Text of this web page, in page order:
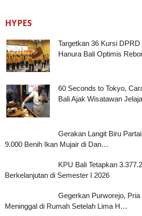
HYPES
Targetkan 36 Kursi
Hanura Bali Optimis
60 Seconds to Tokyo,
Bali Ajak Wisatawan
Gerakan Langit Biru
9.000 Benih Ikan Mujair di Dan…
KPU Bali Tetapkan
Berkelanjutan di Semester I 2026
Gegerkan Purworejo,
Meninggal di Rumah Setelah Lima H…